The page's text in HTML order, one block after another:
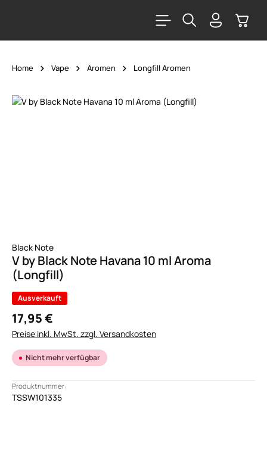
Home Vape Aromen Longfill Aromen
Bildergalerie überspringen
Black Note
V by Black Note Havana 10 ml Aroma
(Longfill)
Ausverkauft
17,95 €
Preise inkl. MwSt. zzgl. Versandkosten
Nicht mehr verfügbar
Produktnummer:
TSSW101335